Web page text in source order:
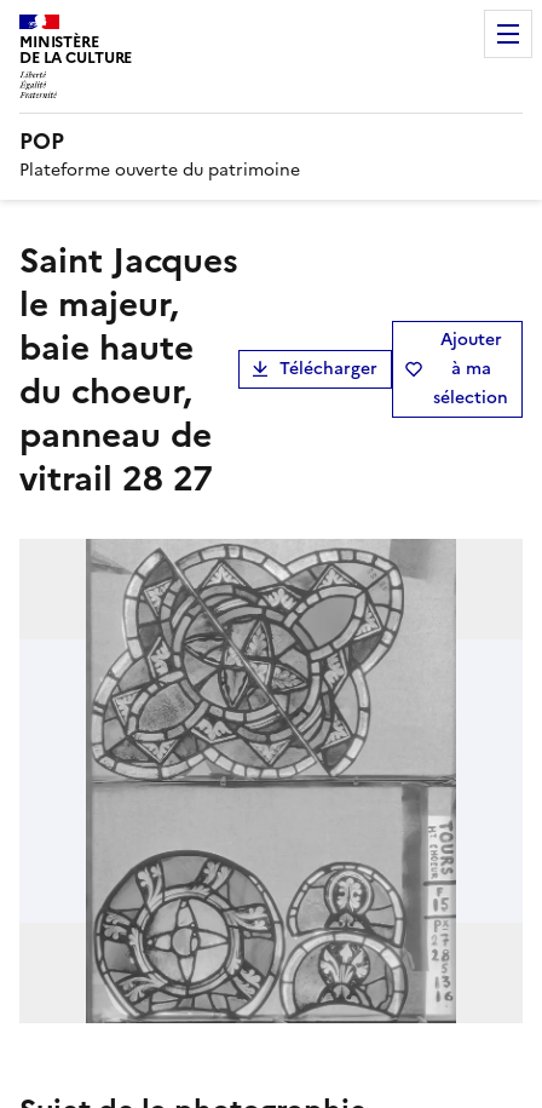
MINISTÈRE
DE LA CULTURE
POP
Plateforme ouverte du patrimoine
Saint Jacques
le majeur,
baie haute
du choeur,
panneau de
vitrail 28 27
Télécharger
Ajouter
à ma
sélection